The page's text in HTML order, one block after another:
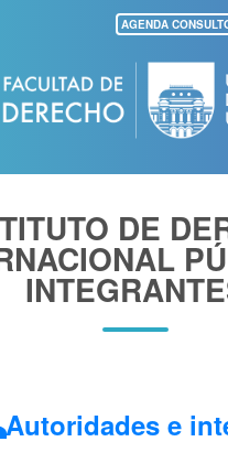
Pasar
al
contenido
principal
AGENDA
DE
Autoridades e